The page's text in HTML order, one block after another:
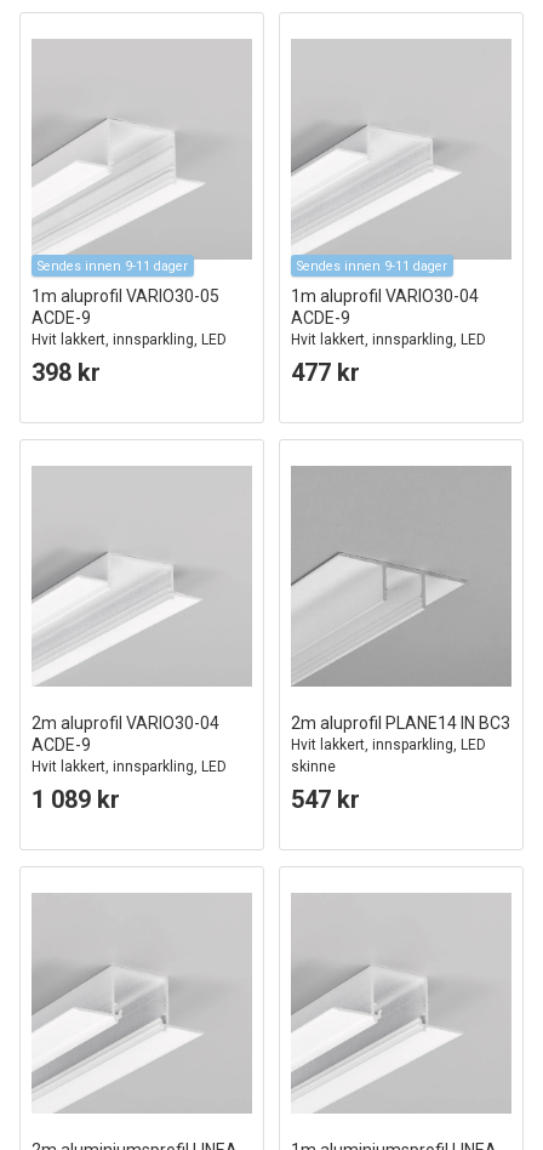
Sendes innen 9-11 dager
1m aluprofil VARIO30-05
ACDE-9
Hvit lakkert, innsparkling, LED
skinne
398 kr
Sendes innen 9-11 dager
1m aluprofil VARIO30-04
ACDE-9
Hvit lakkert, innsparkling, LED
skinne
477 kr
2m aluprofil VARIO30-04
ACDE-9
Hvit lakkert, innsparkling, LED
skinne
1 089 kr
2m aluprofil PLANE14 IN BC3
Hvit lakkert, innsparkling, LED
skinne
547 kr